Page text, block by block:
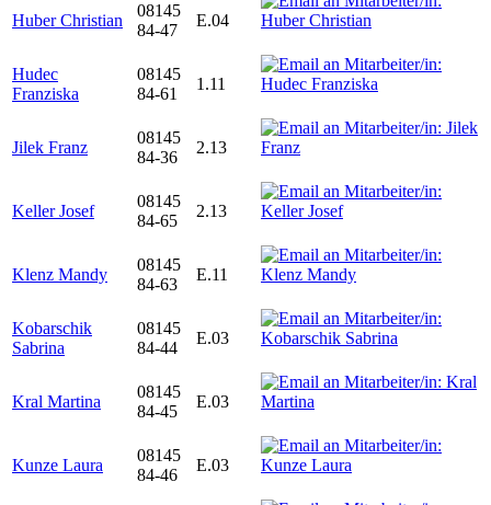
Huber Christian
08145
84-47
E.04
Hudec
Franziska
08145
84-61
1.11
Jilek Franz
08145
84-36
2.13
Keller Josef
08145
84-65
2.13
Klenz Mandy
08145
84-63
E.11
Kobarschik
Sabrina
08145
84-44
E.03
Kral Martina
08145
84-45
E.03
Kunze Laura
08145
84-46
E.03